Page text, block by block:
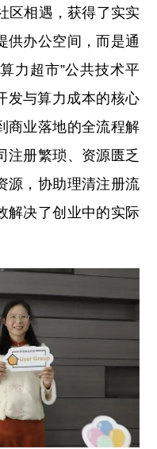
区相遇，获得了实实
供办公空间，而是通
力超市”公共技术平
发与算力成本的核心
商业落地的全流程解
注册繁琐、资源匮乏
源，协助理清注册流
解决了创业中的实际